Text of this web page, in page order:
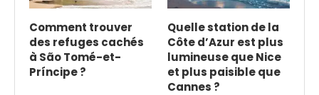
Comment trouver
des refuges cachés
à São Tomé-et-
Príncipe ?
Quelle station de la
Côte d’Azur est plus
lumineuse que Nice
et plus paisible que
Cannes ?